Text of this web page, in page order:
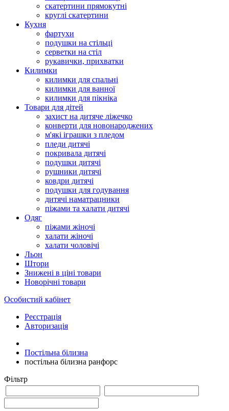
скатертини прямокутні
круглі скатертини
Кухня
фартухи
подушки на стільці
серветки на стіл
рукавички, прихватки
Килимки
килимки для спальні
килимки для ванної
килимки для пікніка
Товари для дітей
захист на дитяче ліжечко
конверти для новонароджених
м'які іграшки з пледом
пледи дитячі
покривала дитячі
подушки дитячі
рушники дитячі
ковдри дитячі
подушки для годування
дитячі наматрацники
піжами та халати дитячі
Одяг
піжами жіночі
халати жіночі
халати чоловічі
Льон
Штори
Знижені в ціні товари
Новорічні товари
Особистий кабінет
Реєстрація
Авторизація
Постільна білизна
постільна білизна ранфорс
Фільтр